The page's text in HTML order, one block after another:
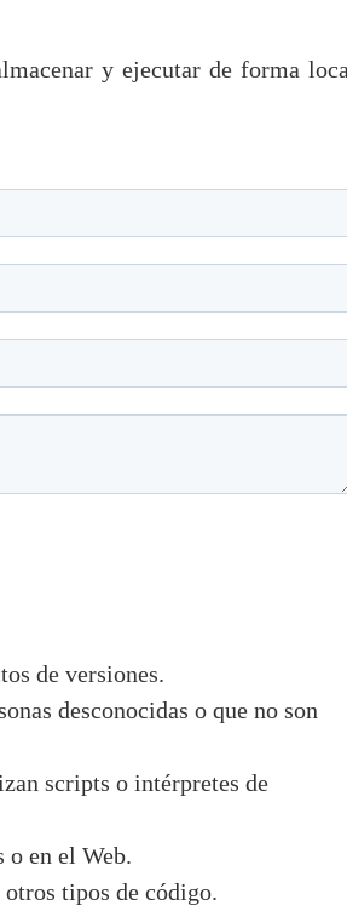
y ejecutar de forma
de versiones.
desconocidas o que no son
scripts o intérpretes de
o en el Web.
tipos de código.